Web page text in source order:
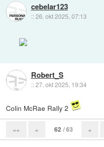
cebelar123
::26. okt 2025, 07:13
Robert_S
::27. okt 2025, 19:34
Colin McRae Rally 2
«« « 62 / 63 »